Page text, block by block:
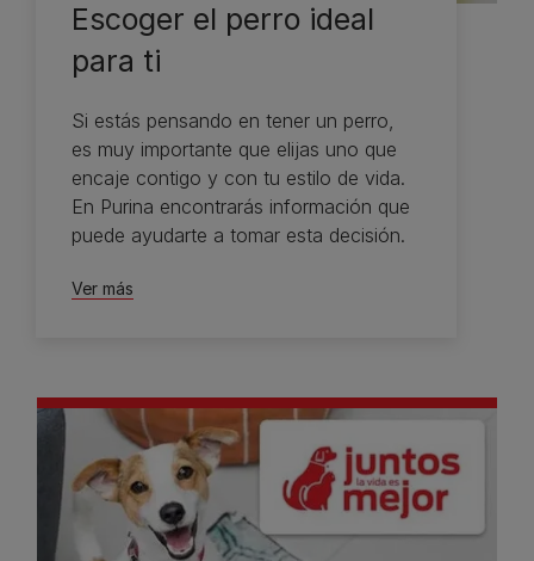
Escoger el perro ideal
para ti
Si estás pensando en tener un perro,
es muy importante que elijas uno que
encaje contigo y con tu estilo de vida.
En Purina encontrarás información que
puede ayudarte a tomar esta decisión.
Ver más